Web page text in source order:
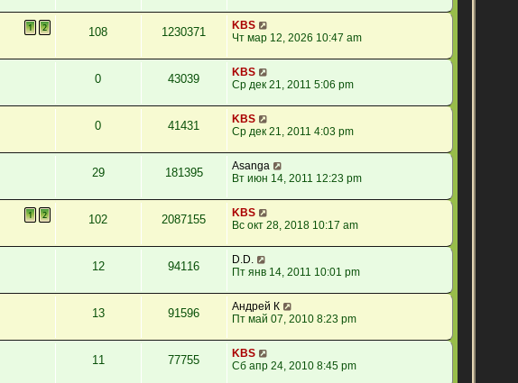
1 2 108 1230371
KBS
Чт мар 12, 2026 10:47 am
0 43039
KBS
Ср дек 21, 2011 5:06 pm
0 41431
KBS
Ср дек 21, 2011 4:03 pm
29 181395
Asanga
Вт июн 14, 2011 12:23 pm
1 2 102 2087155
KBS
Вс окт 28, 2018 10:17 am
12 94116
D.D.
Пт янв 14, 2011 10:01 pm
13 91596
Андрей К
Пт май 07, 2010 8:23 pm
11 77755
KBS
Сб апр 24, 2010 8:45 pm